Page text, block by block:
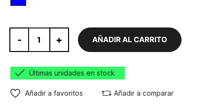
- + AÑADIR AL CARRITO
Últimas unidades en stock
Añadir a favoritos Añadir a comparar